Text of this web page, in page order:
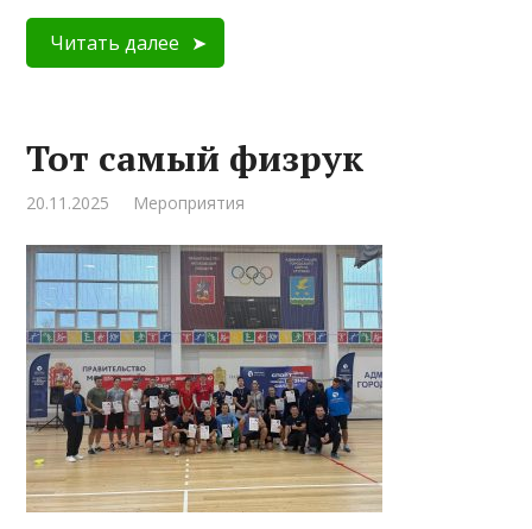
Читать далее
Тот самый физрук
20.11.2025 Мероприятия